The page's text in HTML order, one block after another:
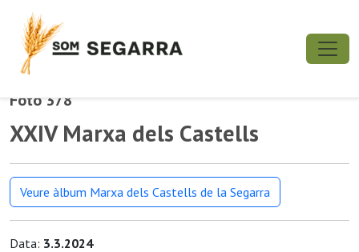
Foto 378
XXIV Marxa dels Castells
Veure àlbum Marxa dels Castells de la Segarra
Data: 3.3.2024